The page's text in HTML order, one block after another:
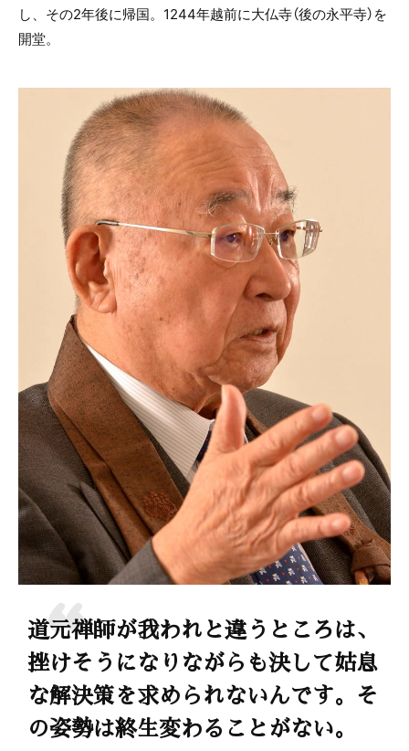
し、その2年後に帰国。1244年越前に大仏寺（後の永平寺）を
開堂。
道元禅師が我われと違うところは、
挫けそうになりながらも決して姑息
な解決策を求められないんです。そ
の姿勢は終生変わることがない。